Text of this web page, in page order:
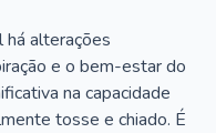
há alterações
e o bem-estar do
na capacidade
tosse e chiado. É